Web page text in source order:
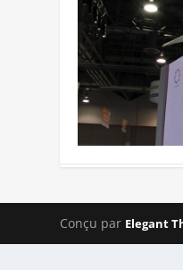
Conçu par Elegant